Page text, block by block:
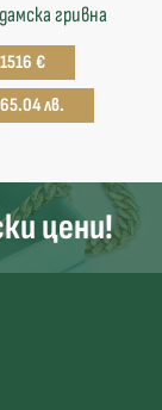
гривна
1516 €
лв.
цени!